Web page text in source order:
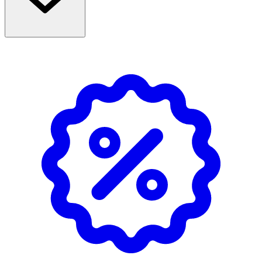
kaprinsyra.
- Tänk på vikten av en balanserad kost och en hälsosam
- Förvaras torrt och svalt, väl förslutet och oåtkomligt för
NÄRINGSDEKLARATION
Portion (15
ML)
100 G (106
ML)
533 kJ/128 kcal
3760 kJ/900
kcal
14 g
- varav mättat fett
14 g